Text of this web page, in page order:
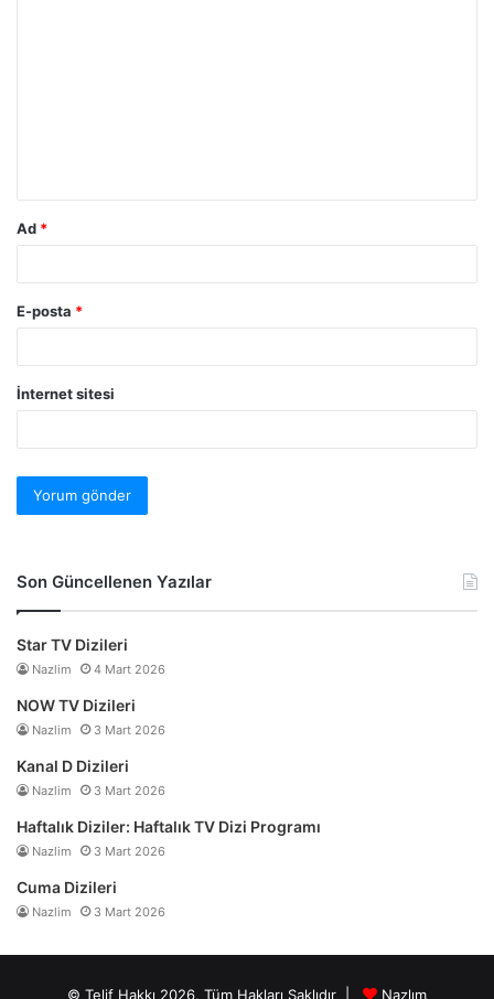
Ad *
E-posta *
İnternet sitesi
Son Güncellenen Yazılar
Star TV Dizileri
Nazlim 4 Mart 2026
NOW TV Dizileri
Nazlim 3 Mart 2026
Kanal D Dizileri
Nazlim 3 Mart 2026
Haftalık Diziler: Haftalık TV Dizi Programı
Nazlim 3 Mart 2026
Cuma Dizileri
Nazlim 3 Mart 2026
© Telif Hakkı 2026, Tüm Hakları Saklıdır | Nazlım